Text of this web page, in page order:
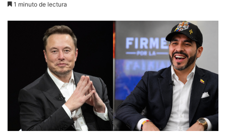
1 minuto de lectura